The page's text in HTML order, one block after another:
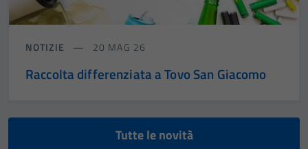
NOTIZIE 20 MAG 26
Raccolta differenziata a Tovo San Giacomo
Tutte le novità